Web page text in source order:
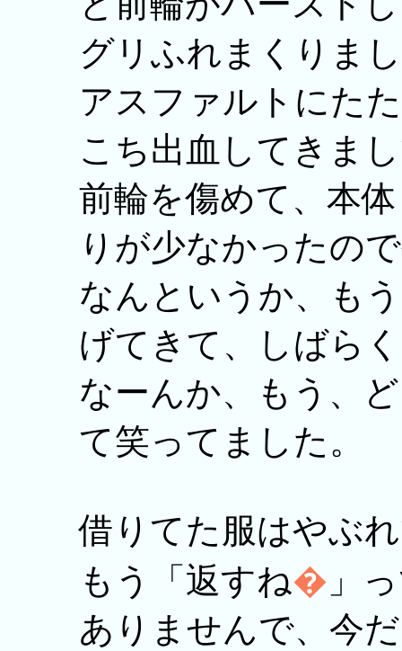
グリふれまくりま
アスファルトにた
こち出血してきま
前輪を傷めて、本
りが少なかったの
なんというか、も
げてきて、しばら
なーんか、もう、
て笑ってました。
借りてた服はやぶ
もう「返すね� 」
ありませんで、今